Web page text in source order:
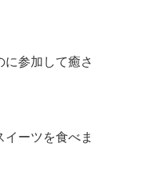
参加して癒さ
イーツを食べま